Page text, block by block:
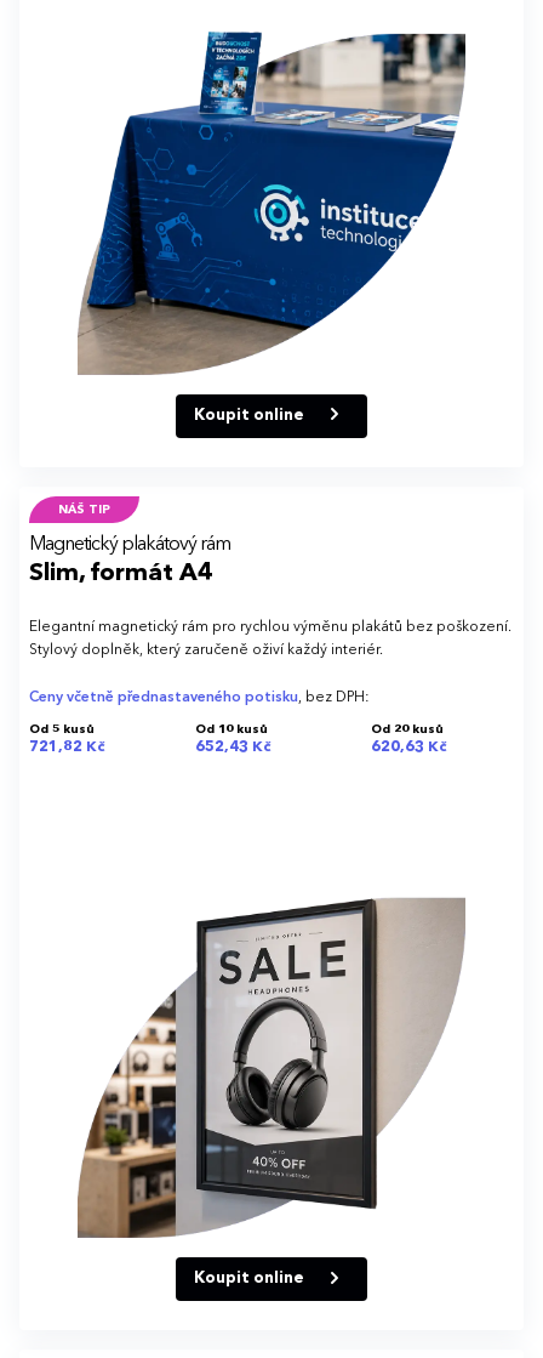
Koupit online
NÁŠ TIP
Magnetický plakátový rám
Slim, formát A4
Elegantní magnetický rám pro rychlou výměnu plakátů bez poškození.
Stylový doplněk, který zaručeně oživí každý interiér.
Ceny včetně přednastaveného potisku, bez DPH:
Od 5 kusů
721,82 Kč
Od 10 kusů
652,43 Kč
Od 20 kusů
620,63 Kč
Koupit online